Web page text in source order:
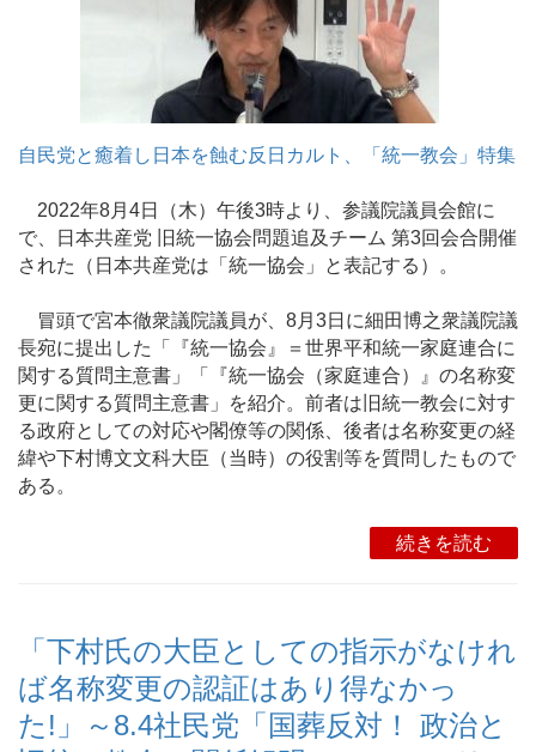
自民党と癒着し日本を蝕む反日カルト、「統一教会」特集
2022年8月4日（木）午後3時より、参議院議員会館に
で、日本共産党 旧統一協会問題追及チーム 第3回会合開催
された（日本共産党は「統一協会」と表記する）。
冒頭で宮本徹衆議院議員が、8月3日に細田博之衆議院議
長宛に提出した「『統一協会』＝世界平和統一家庭連合に
関する質問主意書」「『統一協会（家庭連合）』の名称変
更に関する質問主意書」を紹介。前者は旧統一教会に対す
る政府としての対応や閣僚等の関係、後者は名称変更の経
緯や下村博文文科大臣（当時）の役割等を質問したもので
ある。
続きを読む
「下村氏の大臣としての指示がなけれ
ば名称変更の認証はあり得なかっ
た!」～8.4社民党「国葬反対！ 政治と